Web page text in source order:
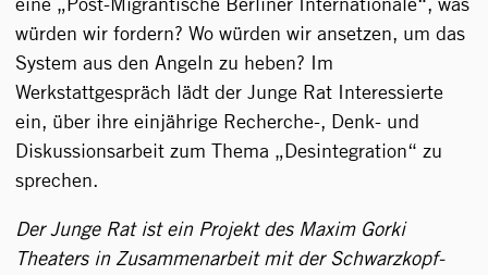
würden wir fordern? Wo würden wir ansetzen, um das
System aus den Angeln zu heben? Im
Werkstattgespräch lädt der Junge Rat Interessierte
ein, über ihre einjährige Recherche-, Denk- und
Diskussionsarbeit zum Thema „Desintegration“ zu
sprechen.
Der Junge Rat ist ein Projekt des Maxim Gorki
Theaters in Zusammenarbeit mit der Schwarzkopf-